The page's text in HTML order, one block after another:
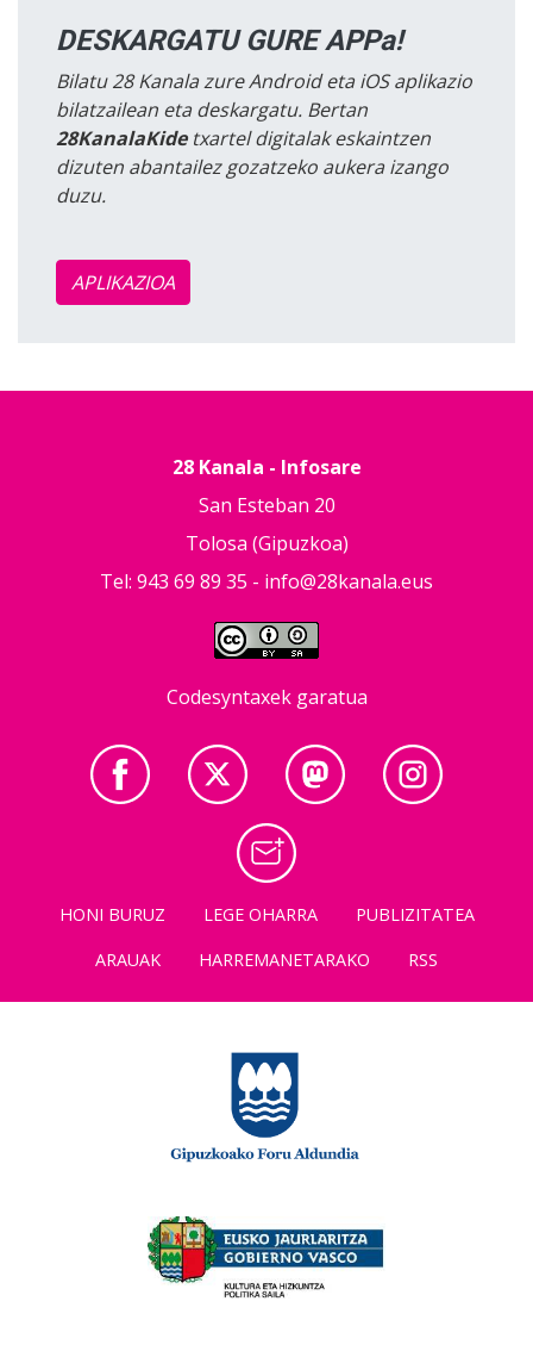
DESKARGATU GURE APPa!
Bilatu 28 Kanala zure Android eta iOS aplikazio
bilatzailean eta deskargatu. Bertan
28KanalaKidetxartel digitalak eskaintzen
dizuten abantailez gozatzeko aukera izango
duzu.
APLIKAZIOA
28 Kanala - Infosare
San Esteban 20
Tolosa (Gipuzkoa)
Tel: 943 69 89 35 - info@28kanala.eus
Codesyntaxek garatua
HONI BURUZ LEGE OHARRA
PUBLIZITATEA
ARAUAK
HARREMANETARAKO RSS